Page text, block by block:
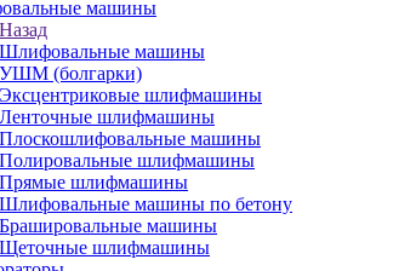
машины
Назад
Шлифовальные машины
УШМ (болгарки)
Эксцентриковые шлифмашины
Ленточные шлифмашины
Плоскошлифовальные машины
Полировальные шлифмашины
Прямые шлифмашины
Шлифовальные машины по бетону
Брашировальные машины
Щеточные шлифмашины